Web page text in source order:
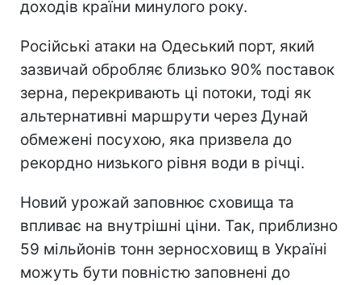
доходів країни минулого року.
Російські атаки на Одеський порт, який
зазвичай обробляє близько 90% поставок
зерна, перекривають ці потоки, тоді як
альтернативні маршрути через Дунай
обмежені посухою, яка призвела до
рекордно низького рівня води в річці.
Новий урожай заповнює сховища та
впливає на внутрішні ціни. Так, приблизно
59 мільйонів тонн зерносховищ в Україні
можуть бути повністю заповнені до